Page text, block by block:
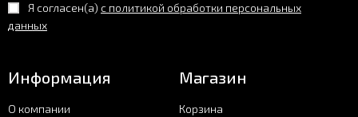
Я согласен(a) с политикой обработки персональных
данных
Информация
О компании
Магазин
Корзина